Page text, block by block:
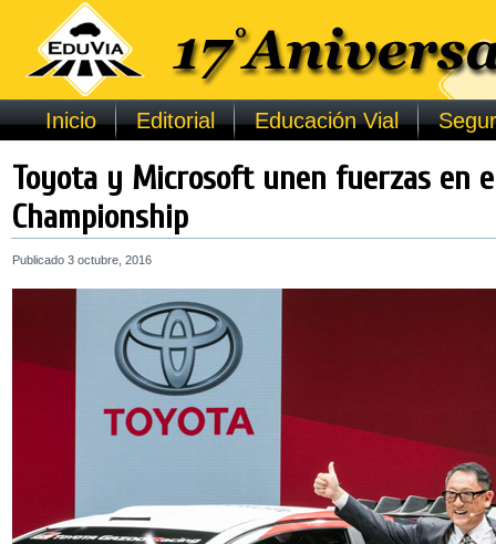
Inicio Editorial Educación Vial
Toyota y Microsoft unen fuerzas en
Championship
Publicado 3 octubre, 2016